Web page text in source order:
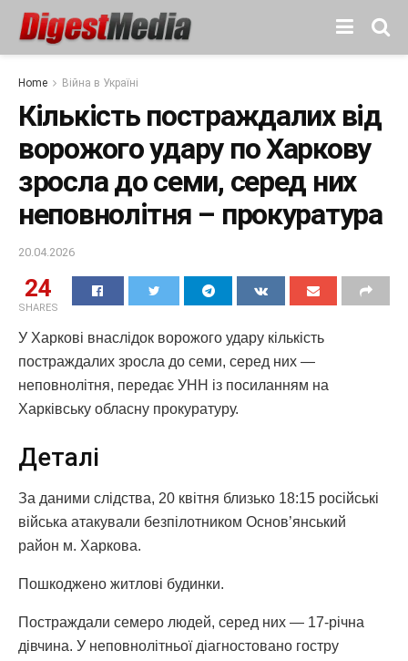
Home Війна в Україні
Кількість постраждалих від
ворожого удару по Харкову
зросла до семи, серед них
неповнолітня – прокуратура
20.04.2026
24
SHARES
У Харкові внаслідок ворожого удару кількість
постраждалих зросла до семи, серед них —
неповнолітня, передає УНН із посиланням на
Харківську обласну прокуратуру.
Деталі
За даними слідства, 20 квітня близько 18:15 російські
війська атакували безпілотником Основ’янський
район м. Харкова.
Пошкоджено житлові будинки.
Постраждали семеро людей, серед них — 17-річна
дівчина. У неповнолітньої діагностовано гостру